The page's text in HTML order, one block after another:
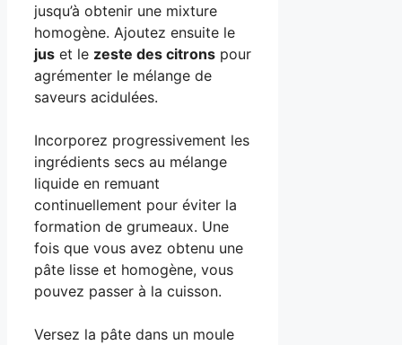
jusqu’à obtenir une mixture
homogène. Ajoutez ensuite le
jus et le zeste des citrons pour
agrémenter le mélange de
saveurs acidulées.
Incorporez progressivement les
ingrédients secs au mélange
liquide en remuant
continuellement pour éviter la
formation de grumeaux. Une
fois que vous avez obtenu une
pâte lisse et homogène, vous
pouvez passer à la cuisson.
Versez la pâte dans un moule